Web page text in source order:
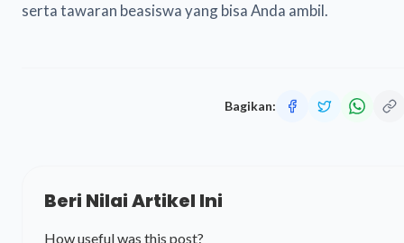
serta tawaran beasiswa yang bisa Anda ambil.
Bagikan:
Beri Nilai Artikel Ini
How useful was this post?